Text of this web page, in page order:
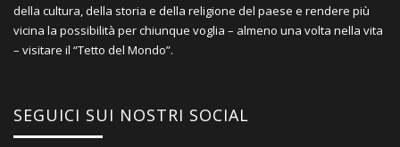
della cultura, della storia e della religione del paese e rendere più
vicina la possibilità per chiunque voglia – almeno una volta nella vita
– visitare il “Tetto del Mondo”.
SEGUICI SUI NOSTRI SOCIAL